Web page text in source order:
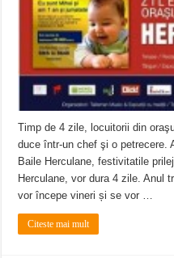
Timp de 4 zile, locuitorii din
duce într-un chef şi o petrecere.
Baile Herculane, festivitatile
Herculane, vor dura 4 zile. Anul
vor începe vineri și se vor …
Citeste mai mult